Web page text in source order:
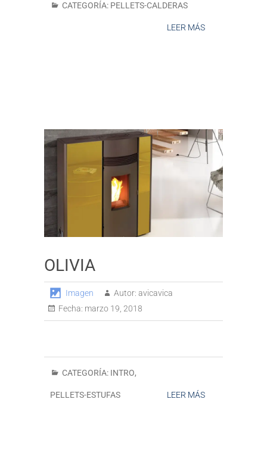
CATEGORÍA: PELLETS-CALDERAS
LEER MÁS
OLIVIA
Imagen Autor: avicavica
Fecha: marzo 19, 2018
CATEGORÍA: INTRO,
PELLETS-ESTUFAS LEER MÁS